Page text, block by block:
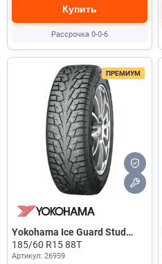
Купить
Рассрочка 0-0-6
ПРЕМИУМ
Yokohama Ice Guard Stud
IG55
185/60 R15 88T
Артикул: 26959